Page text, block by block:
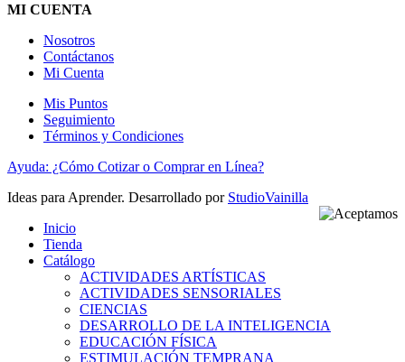
MI CUENTA
Nosotros
Contáctanos
Mi Cuenta
Mis Puntos
Seguimiento
Términos y Condiciones
Ayuda: ¿Cómo Cotizar o Comprar en Línea?
Ideas para Aprender. Desarrollado por StudioVainilla
Inicio
Tienda
Catálogo
ACTIVIDADES ARTÍSTICAS
ACTIVIDADES SENSORIALES
CIENCIAS
DESARROLLO DE LA INTELIGENCIA
EDUCACIÓN FÍSICA
ESTIMULACIÓN TEMPRANA